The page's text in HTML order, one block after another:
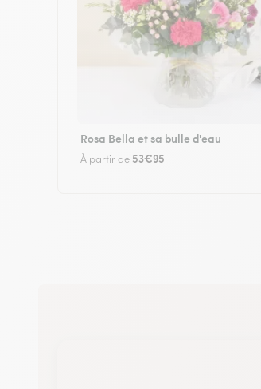
Rosa Bella et sa bulle d'eau
À partir de 53€95